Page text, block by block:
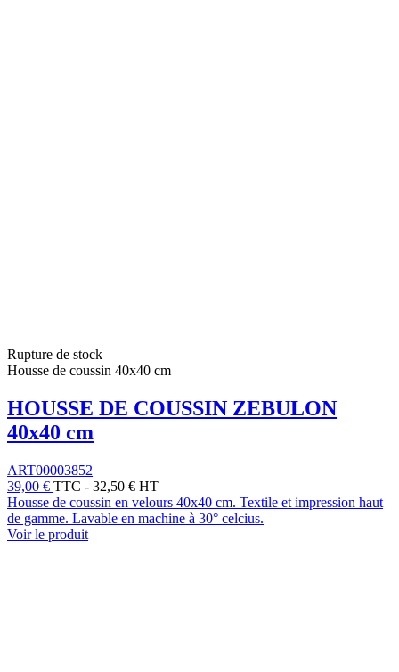
Rupture de stock
Housse de coussin 40x40 cm
HOUSSE DE COUSSIN ZEBULON
40x40 cm
ART00003852
39,00 € TTC - 32,50 € HT
Housse de coussin en velours 40x40 cm. Textile et impression haut
de gamme. Lavable en machine à 30° celcius.
Voir le produit